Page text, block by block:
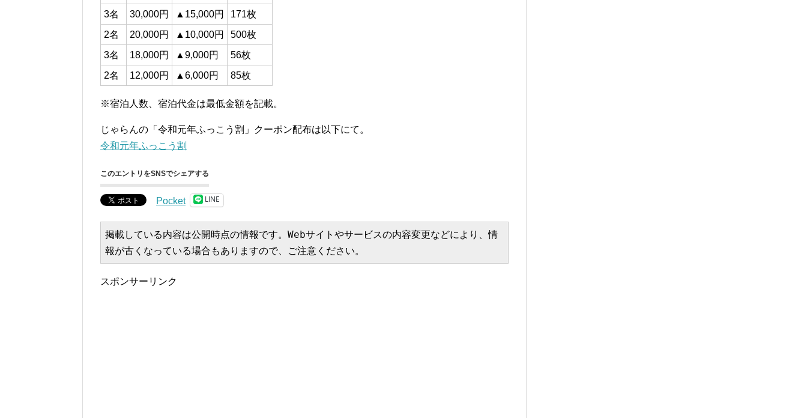
3名
30,000円 ▲15,000円
171枚
2名
20,000円 ▲10,000円
500枚
3名
18,000円 ▲9,000円
56枚
2名
12,000円 ▲6,000円 85枚
※宿泊人数、宿泊代金は最低金額を記載。
じゃらんの「令和元年ふっこう割」クーポン配布は以下にて。
令和元年ふっこう割
このエントリをSNSでシェアする
Pocket LINE
掲載している内容は公開時点の情報です。Webサイトやサービスの内容変更などにより、情
報が古くなっている場合もありますので、ご注意ください。
スポンサーリンク